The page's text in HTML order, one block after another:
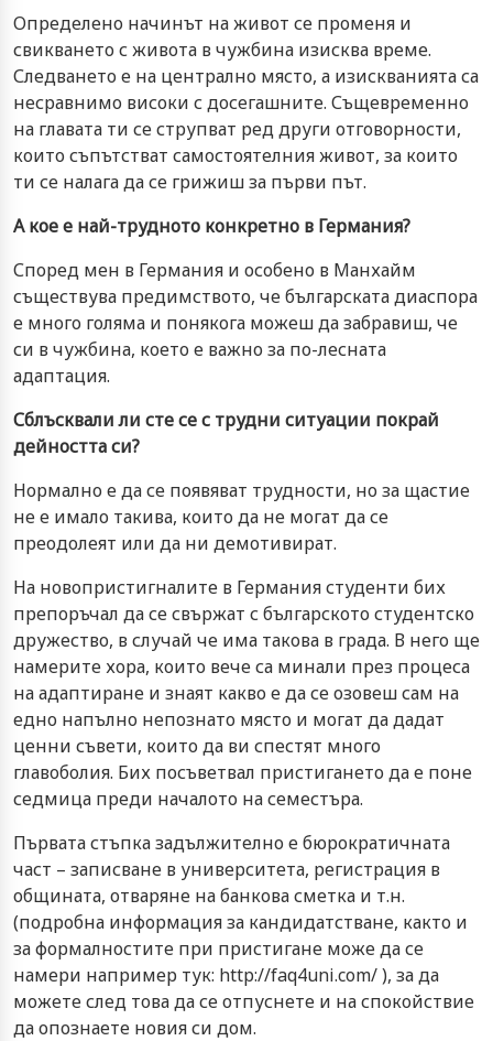
Определено начинът на живот се променя и
свикването с живота в чужбина изисква време.
Следването е на централно място, а изискванията са
несравнимо високи с досегашните. Същевременно
на главата ти се струпват ред други отговорности,
които съпътстват самостоятелния живот, за които
ти се налага да се грижиш за първи път.
А кое е най-трудното конкретно в Германия?
Според мен в Германия и особено в Манхайм
съществува предимството, че българската диаспора
е много голяма и понякога можеш да забравиш, че
си в чужбина, което е важно за по-лесната
адаптация.
Сблъсквали ли сте се с трудни ситуации покрай
дейността си?
Нормално е да се появяват трудности, но за щастие
не е имало такива, които да не могат да се
преодолеят или да ни демотивират.
На новопристигналите в Германия студенти бих
препоръчал да се свържат с българското студентско
дружество, в случай че има такова в града. В него ще
намерите хора, които вече са минали през процеса
на адаптиране и знаят какво е да се озовеш сам на
едно напълно непознато място и могат да дадат
ценни съвети, които да ви спестят много
главоболия. Бих посъветвал пристигането да е поне
седмица преди началото на семестъра.
Първата стъпка задължително е бюрократичната
част – записване в университета, регистрация в
общината, отваряне на банкова сметка и т.н.
(подробна информация за кандидатстване, както и
за формалностите при пристигане може да се
намери например тук: http://faq4uni.com/ ), за да
можете след това да се отпуснете и на спокойствие
да опознаете новия си дом.